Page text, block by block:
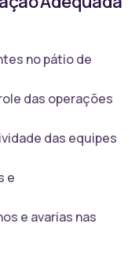
no pátio de
das operações
das equipes
e
e avarias nas